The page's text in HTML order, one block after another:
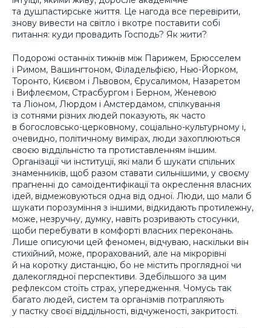
та душпастирське життя. Це нагода все перевірити,
знову вивести на світло і вкотре поставити собі
питання: куди провадить Господь? Як жити?
Подорожі останніх тижнів між Парижем, Брюсселем
і Римом, Вашингтоном, Філадельфією, Нью-Йорком,
Торонто, Києвом і Львовом, Єрусалимом, Назаретом
і Вифлеємом, Страсбургом і Берном, Женевою
та Ліоном, Люрдом і Амстердамом, спілкування
із сотнями різних людей показують, як часто
в богословсько-церковному, соціально-культурному і,
очевидно, політичному вимірах, люди захоплюються
своєю віддільністю та протиставленням іншим.
Організації чи інституції, які мали б шукати спільних
знаменників, щоб разом ставати сильнішими, у своєму
прагненні до самоідентифікації та окреслення власних
ідей, відмежовуються одна від одної. Люди, що мали б
шукати порозуміння з іншими, відкидають протилежну,
може, незручну, думку, навіть розривають стосунки,
щоби перебувати в комфорті власних переконань.
Лише описуючи цей феномен, відчуваю, наскільки він
стихійний, може, прорахований, але на мікрорівні
й на коротку дистанцію, бо не містить проглядної чи
далекоглядної перспективи. Здебільшого за цим
рефлексом стоїть страх, упередження. Чомусь так
багато людей, систем та організмів потрапляють
у пастку своєї віддільності, відчуженості, закритості.